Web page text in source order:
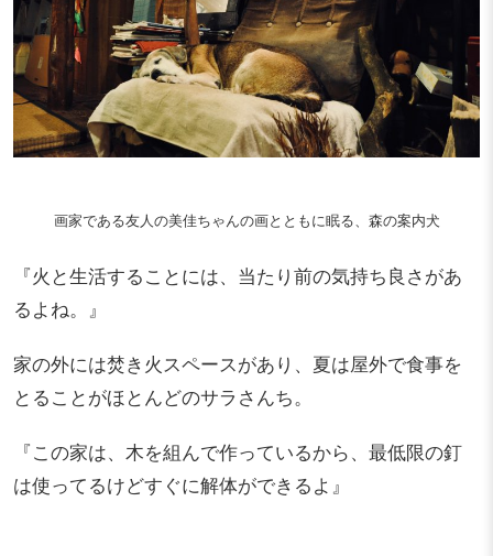
画家である友人の美佳ちゃんの画とともに眠る、森の案内犬
『火と生活することには、当たり前の気持ち良さがあ
るよね。』
家の外には焚き火スペースがあり、夏は屋外で食事を
とることがほとんどのサラさんち。
『この家は、木を組んで作っているから、最低限の釘
は使ってるけどすぐに解体ができるよ』